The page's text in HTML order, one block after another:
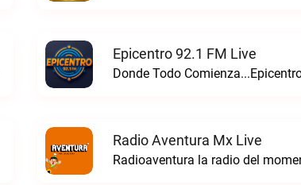
Epicentro 92.1 FM Live
Donde Todo
Radio Aventura Mx Live
Radioaventura la radio del